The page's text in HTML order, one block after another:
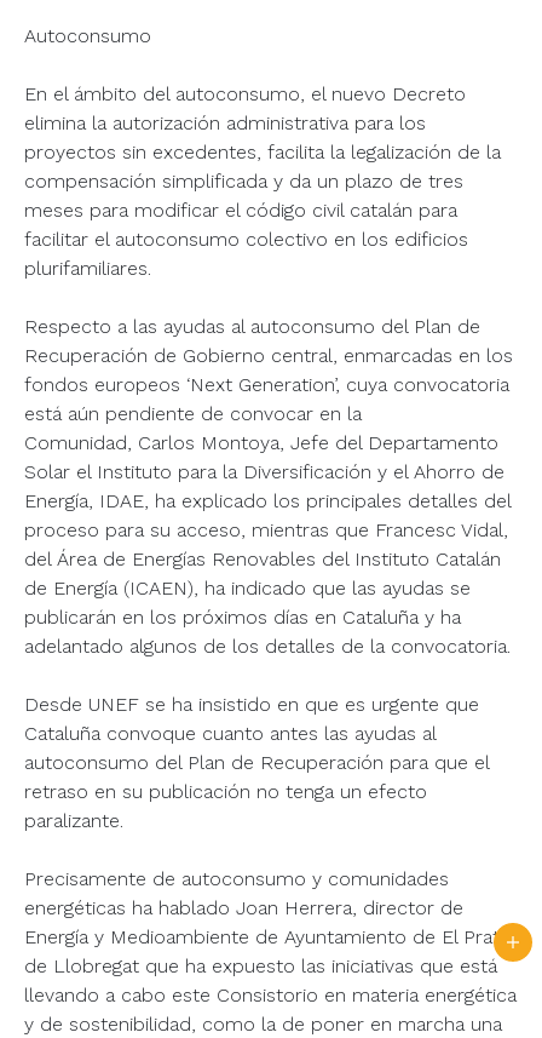
Autoconsumo
En el ámbito del autoconsumo, el nuevo Decreto
elimina la autorización administrativa para los
proyectos sin excedentes, facilita la legalización de la
compensación simplificada y da un plazo de tres
meses para modificar el código civil catalán para
facilitar el autoconsumo colectivo en los edificios
plurifamiliares.
Respecto a las ayudas al autoconsumo del Plan de
Recuperación de Gobierno central, enmarcadas en los
fondos europeos ‘Next Generation’, cuya convocatoria
está aún pendiente de convocar en la
Comunidad, Carlos Montoya, Jefe del Departamento
Solar el Instituto para la Diversificación y el Ahorro de
Energía, IDAE, ha explicado los principales detalles del
proceso para su acceso, mientras que Francesc Vidal,
del Área de Energías Renovables del Instituto Catalán
de Energía (ICAEN), ha indicado que las ayudas se
publicarán en los próximos días en Cataluña y ha
adelantado algunos de los detalles de la convocatoria.
Desde UNEF se ha insistido en que es urgente que
Cataluña convoque cuanto antes las ayudas al
autoconsumo del Plan de Recuperación para que el
retraso en su publicación no tenga un efecto
paralizante.
Precisamente de autoconsumo y comunidades
energéticas ha hablado Joan Herrera, director de
Energía y Medioambiente de Ayuntamiento de El Prat
de Llobregat que ha expuesto las iniciativas que está
llevando a cabo este Consistorio en materia energética
y de sostenibilidad, como la de poner en marcha una